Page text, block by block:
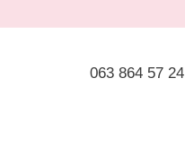
063 864 57 24